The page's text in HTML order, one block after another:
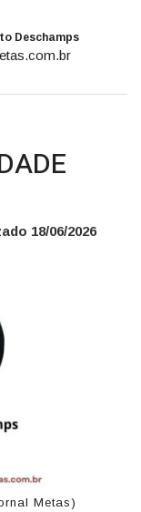
Deschamps
18/06/2026
Metas)